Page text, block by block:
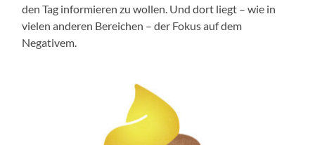
den Tag informieren zu wollen. Und dort liegt – wie in
vielen anderen Bereichen – der Fokus auf dem
Negativem.